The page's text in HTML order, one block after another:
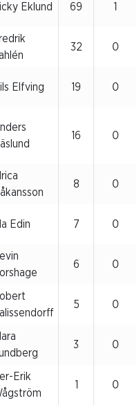
Eklund 69 1
32 0
Elfving 19 0
16 0
8 0
Edin 7 0
6 0
5 0
3 0
Erik
1 0